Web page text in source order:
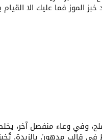
فما عليك الا
وفي وعاء منفصل آخر،